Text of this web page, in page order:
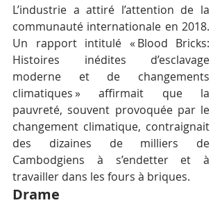
L’industrie a attiré l’attention de la
communauté internationale en 2018.
Un rapport intitulé « Blood Bricks:
Histoires inédites d’esclavage
moderne et de changements
climatiques » affirmait que la
pauvreté, souvent provoquée par le
changement climatique, contraignait
des dizaines de milliers de
Cambodgiens à s’endetter et à
travailler dans les fours à briques.
Drame